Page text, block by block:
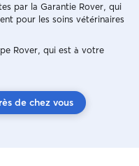
par la Garantie Rover, qui
pour les soins vétérinaires
Rover, qui est à votre
de chez vous